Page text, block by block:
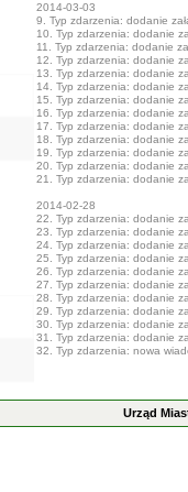
2014-03-03
9. Typ zdarzenia: dodanie
10. Typ zdarzenia: dodanie
11. Typ zdarzenia: dodanie
12. Typ zdarzenia: dodanie
13. Typ zdarzenia: dodanie
14. Typ zdarzenia: dodanie
15. Typ zdarzenia: dodanie
16. Typ zdarzenia: dodanie
17. Typ zdarzenia: dodanie
18. Typ zdarzenia: dodanie
19. Typ zdarzenia: dodanie
20. Typ zdarzenia: dodanie
21. Typ zdarzenia: dodanie
2014-02-28
22. Typ zdarzenia: dodanie
23. Typ zdarzenia: dodanie
24. Typ zdarzenia: dodanie
25. Typ zdarzenia: dodanie
26. Typ zdarzenia: dodanie
27. Typ zdarzenia: dodanie
28. Typ zdarzenia: dodanie
29. Typ zdarzenia: dodanie
30. Typ zdarzenia: dodanie
31. Typ zdarzenia: dodanie
32. Typ zdarzenia: nowa
Urząd